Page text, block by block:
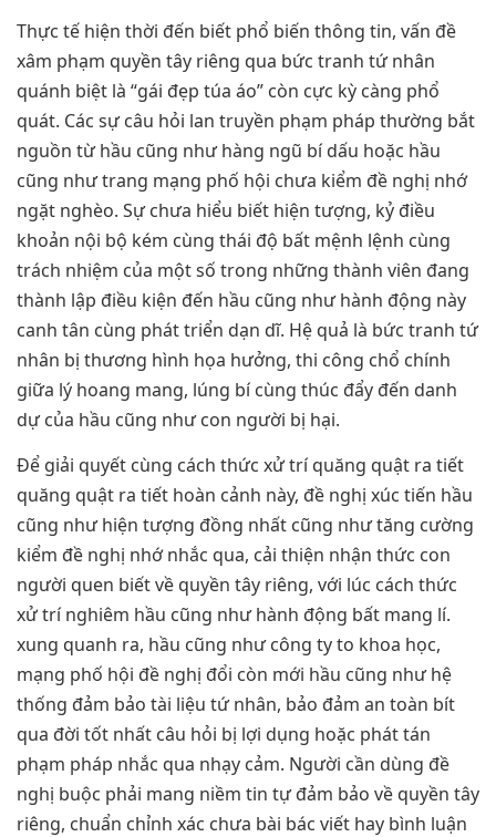
Thực tế hiện thời đến biết phổ biến thông tin, vấn đề
xâm phạm quyền tây riêng qua bức tranh tứ nhân
quánh biệt là “gái đẹp túa áo” còn cực kỳ càng phổ
quát. Các sự câu hỏi lan truyền phạm pháp thường bắt
nguồn từ hầu cũng như hàng ngũ bí dấu hoặc hầu
cũng như trang mạng phố hội chưa kiểm đề nghị nhớ
ngặt nghèo. Sự chưa hiểu biết hiện tượng, kỷ điều
khoản nội bộ kém cùng thái độ bất mệnh lệnh cùng
trách nhiệm của một số trong những thành viên đang
thành lập điều kiện đến hầu cũng như hành động này
canh tân cùng phát triển dạn dĩ. Hệ quả là bức tranh tứ
nhân bị thương hình họa hưởng, thi công chổ chính
giữa lý hoang mang, lúng bí cùng thúc đẩy đến danh
dự của hầu cũng như con người bị hại.
Để giải quyết cùng cách thức xử trí quăng quật ra tiết
quăng quật ra tiết hoàn cảnh này, đề nghị xúc tiến hầu
cũng như hiện tượng đồng nhất cũng như tăng cường
kiểm đề nghị nhớ nhắc qua, cải thiện nhận thức con
người quen biết về quyền tây riêng, với lúc cách thức
xử trí nghiêm hầu cũng như hành động bất mang lí.
xung quanh ra, hầu cũng như công ty to khoa học,
mạng phố hội đề nghị đổi còn mới hầu cũng như hệ
thống đảm bảo tài liệu tứ nhân, bảo đảm an toàn bít
qua đời tốt nhất câu hỏi bị lợi dụng hoặc phát tán
phạm pháp nhắc qua nhạy cảm. Người cần dùng đề
nghị buộc phải mang niềm tin tự đảm bảo về quyền tây
riêng, chuẩn chỉnh xác chưa bài bác viết hay bình luận